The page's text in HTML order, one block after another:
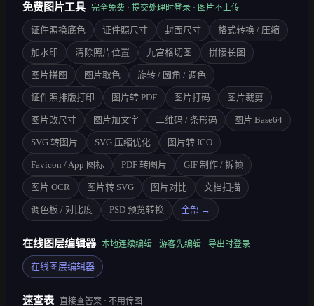
免费图片工具 完全免费 · 提交处理时登录 · 图片不上传
证件照换底色 证件照尺寸 封面尺寸 格式转换 / 压缩
加水印 清除照片位置 九宫格切图 拼接长图
图片拼图 图片取色 旋转 / 圆角 / 调色
证件照排版打印 图片转 PDF 图片打码 图片裁剪
图片改尺寸 图片加文字 二维码 / 条形码 图片 Base64
SVG 转图片 SVG 压缩优化 图片转 ICO
Favicon / App 图标 PDF 转图片 GIF 制作 / 拆帧
图片 OCR 图片转 SVG 图片对比 文档扫描
调色板 / 对比度 PSD 预览转换 全部 →
在线图层编辑器 本地连续编辑 · 游客先编辑 · 导出时登录
在线图层编辑器
速查表 直接查答案 · 不用传图